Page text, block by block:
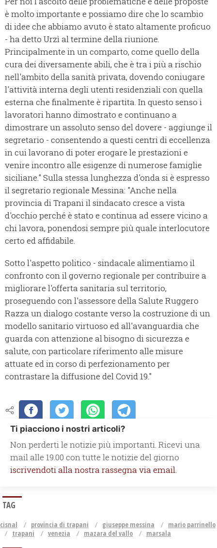
è molto importante e possiamo dire che lo scambio
di idee che abbiamo avuto è stato altamente proficuo
- ha detto Urzì al termine della riunione.
Principalmente in un comparto, come quello della
cura dei diversamente abili, che è tra i più a rischio
nell'ambito della sanità privata, dovendo coniugare
l'attività interna degli utenti residenziali con quella
esterna che finalmente è ripartita. In questo senso i
lavoratori hanno dimostrato e continuano a
dimostrare un assoluto senso del dovere - aggiunge il
segretario - consentendo a questi centri di eccellenza
in cui lavorano di poter erogare le prestazioni e
venire incontro alle esigenze di numerose famiglie
siciliane." Sulla stessa lunghezza d'onda si è espresso
il segretario regionale Messina: "Anche nella
provincia di Trapani il sindacato cresce a vista
d'occhio perché è stato e continua ad essere vicino a
chi lavora, ponendosi sempre più quale interlocutore
certo ed affidabile.
Sotto l'aspetto politico - sindacale alimentiamo il
confronto con il governo regionale per contribuire a
migliorare l'offerta sanitaria sul territorio,
proseguendo con l'assessore della Salute Ruggero
Razza un dialogo costante verso la costruzione di un
modello sanitario virtuoso ed all'avanguardia che
guarda con attenzione al bisogno di sicurezza e
salute, con particolare riferimento alle misure
attuate ed in corso di perfezionamento per
contrastare la diffusione del Covid 19."
Ti piacciono i nostri articoli?
Non perderti le notizie più importanti. Ricevi una
mail alle 19.00 con tutte le notizie del giorno
iscrivendoti alla nostra rassegna via email.
TAG
cisnal provincia di trapani giuseppe messina
mario parrinello
trapani
venezia mazara del vallo marsala